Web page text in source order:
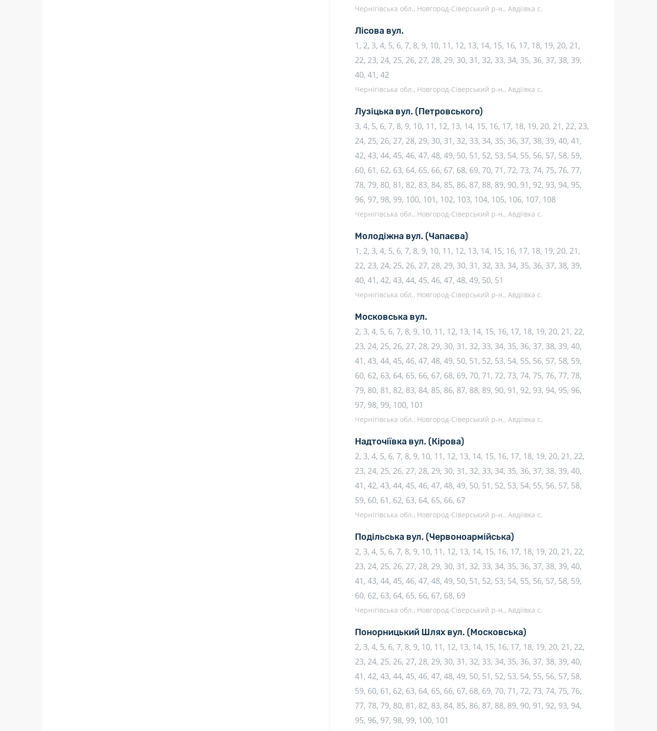
Чернігівська обл., Новгород-Сіверський р-н., Авдіївка с.
Лісова вул.
1, 2, 3, 4, 5, 6, 7, 8, 9, 10, 11, 12, 13, 14, 15, 16, 17, 18, 19, 20, 21,
22, 23, 24, 25, 26, 27, 28, 29, 30, 31, 32, 33, 34, 35, 36, 37, 38, 39,
40, 41, 42
Чернігівська обл., Новгород-Сіверський р-н., Авдіївка с.
Лузіцька вул. (Петровського)
3, 4, 5, 6, 7, 8, 9, 10, 11, 12, 13, 14, 15, 16, 17, 18, 19, 20, 21, 22, 23,
24, 25, 26, 27, 28, 29, 30, 31, 32, 33, 34, 35, 36, 37, 38, 39, 40, 41,
42, 43, 44, 45, 46, 47, 48, 49, 50, 51, 52, 53, 54, 55, 56, 57, 58, 59,
60, 61, 62, 63, 64, 65, 66, 67, 68, 69, 70, 71, 72, 73, 74, 75, 76, 77,
78, 79, 80, 81, 82, 83, 84, 85, 86, 87, 88, 89, 90, 91, 92, 93, 94, 95,
96, 97, 98, 99, 100, 101, 102, 103, 104, 105, 106, 107, 108
Чернігівська обл., Новгород-Сіверський р-н., Авдіївка с.
Молодіжна вул. (Чапаєва)
1, 2, 3, 4, 5, 6, 7, 8, 9, 10, 11, 12, 13, 14, 15, 16, 17, 18, 19, 20, 21,
22, 23, 24, 25, 26, 27, 28, 29, 30, 31, 32, 33, 34, 35, 36, 37, 38, 39,
40, 41, 42, 43, 44, 45, 46, 47, 48, 49, 50, 51
Чернігівська обл., Новгород-Сіверський р-н., Авдіївка с.
Московська вул.
2, 3, 4, 5, 6, 7, 8, 9, 10, 11, 12, 13, 14, 15, 16, 17, 18, 19, 20, 21, 22,
23, 24, 25, 26, 27, 28, 29, 30, 31, 32, 33, 34, 35, 36, 37, 38, 39, 40,
41, 43, 44, 45, 46, 47, 48, 49, 50, 51, 52, 53, 54, 55, 56, 57, 58, 59,
60, 62, 63, 64, 65, 66, 67, 68, 69, 70, 71, 72, 73, 74, 75, 76, 77, 78,
79, 80, 81, 82, 83, 84, 85, 86, 87, 88, 89, 90, 91, 92, 93, 94, 95, 96,
97, 98, 99, 100, 101
Чернігівська обл., Новгород-Сіверський р-н., Авдіївка с.
Надточіївка вул. (Кірова)
2, 3, 4, 5, 6, 7, 8, 9, 10, 11, 12, 13, 14, 15, 16, 17, 18, 19, 20, 21, 22,
23, 24, 25, 26, 27, 28, 29, 30, 31, 32, 33, 34, 35, 36, 37, 38, 39, 40,
41, 42, 43, 44, 45, 46, 47, 48, 49, 50, 51, 52, 53, 54, 55, 56, 57, 58,
59, 60, 61, 62, 63, 64, 65, 66, 67
Чернігівська обл., Новгород-Сіверський р-н., Авдіївка с.
Подільська вул. (Червоноармійська)
2, 3, 4, 5, 6, 7, 8, 9, 10, 11, 12, 13, 14, 15, 16, 17, 18, 19, 20, 21, 22,
23, 24, 25, 26, 27, 28, 29, 30, 31, 32, 33, 34, 35, 36, 37, 38, 39, 40,
41, 43, 44, 45, 46, 47, 48, 49, 50, 51, 52, 53, 54, 55, 56, 57, 58, 59,
60, 62, 63, 64, 65, 66, 67, 68, 69
Чернігівська обл., Новгород-Сіверський р-н., Авдіївка с.
Понорницький Шлях вул. (Московська)
2, 3, 4, 5, 6, 7, 8, 9, 10, 11, 12, 13, 14, 15, 16, 17, 18, 19, 20, 21, 22,
23, 24, 25, 26, 27, 28, 29, 30, 31, 32, 33, 34, 35, 36, 37, 38, 39, 40,
41, 42, 43, 44, 45, 46, 47, 48, 49, 50, 51, 52, 53, 54, 55, 56, 57, 58,
59, 60, 61, 62, 63, 64, 65, 66, 67, 68, 69, 70, 71, 72, 73, 74, 75, 76,
77, 78, 79, 80, 81, 82, 83, 84, 85, 86, 87, 88, 89, 90, 91, 92, 93, 94,
95, 96, 97, 98, 99, 100, 101